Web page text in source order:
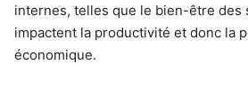
internes, telles que le bien-être des
impactent la productivité et donc la
économique.